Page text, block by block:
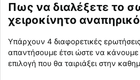
Πως να διαλέξετε το
χειροκίνητο
Υπάρχουν 4 διαφορετικές
απαντήσουμε έτσι ώστε να
επιλογή που θα ταιριάξει στην